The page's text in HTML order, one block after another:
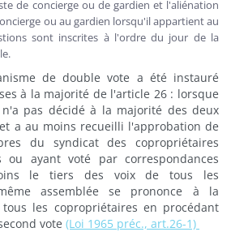
de concierge ou de gardien et l'aliénation
ou au gardien lorsqu'il appartient au
sont inscrites à l'ordre du jour de la
de double vote a été instauré
à la majorité de l'article 26 : lorsque
n'a pas décidé à la majorité des deux
a au moins recueilli l'approbation de
du syndicat des copropriétaires
ou ayant voté par correspondances
le tiers des voix de tous les
assemblée se prononce à la
les copropriétaires en procédant
vote (Loi 1965 préc., art.26-1)